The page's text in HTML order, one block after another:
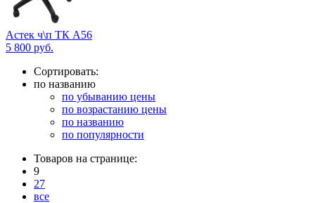
Астек ч\п ТК А56
5 800 руб.
Сортировать:
по названию
по убыванию цены
по возрастанию цены
по названию
по популярности
Товаров на странице:
9
27
все